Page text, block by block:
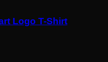
Logo T-Shirt